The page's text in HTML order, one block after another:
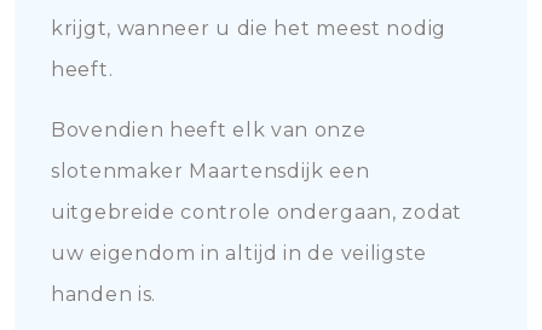
krijgt, wanneer u die het meest nodig
heeft.
Bovendien heeft elk van onze
slotenmaker Maartensdijk een
uitgebreide controle ondergaan, zodat
uw eigendom in altijd in de veiligste
handen is.